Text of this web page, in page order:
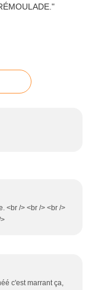
<br /> <br /> <br />
c'est marrant ça,